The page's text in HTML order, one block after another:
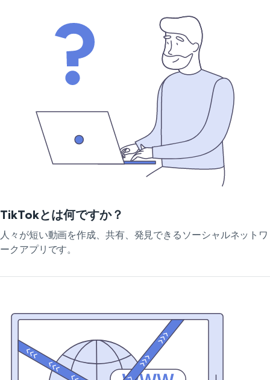
TikTokとは何ですか？
人々が短い動画を作成、共有、発見できるソーシャルネットワ
ークアプリです。